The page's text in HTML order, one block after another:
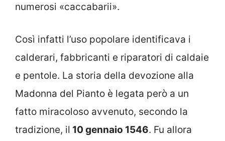
numerosi «caccabarii».
Così infatti l’uso popolare identificava i
calderari, fabbricanti e riparatori di caldaie
e pentole. La storia della devozione alla
Madonna del Pianto è legata però a un
fatto miracoloso avvenuto, secondo la
tradizione, il 10 gennaio 1546. Fu allora